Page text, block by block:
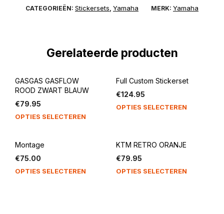
CATEGORIEËN: Stickersets Yamaha MERK: Yamaha
Gerelateerde producten
GASGAS GASFLOW
ROOD ZWART BLAUW
€79.95
OPTIES SELECTEREN
Full Custom Stickerset
€124.95
OPTIES SELECTEREN
Montage
€75.00
OPTIES SELECTEREN
KTM RETRO ORANJE
€79.95
OPTIES SELECTEREN